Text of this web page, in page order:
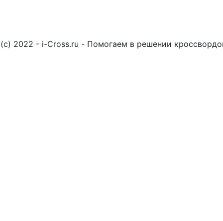
(c) 2022 - i-Cross.ru - Помогаем в решении